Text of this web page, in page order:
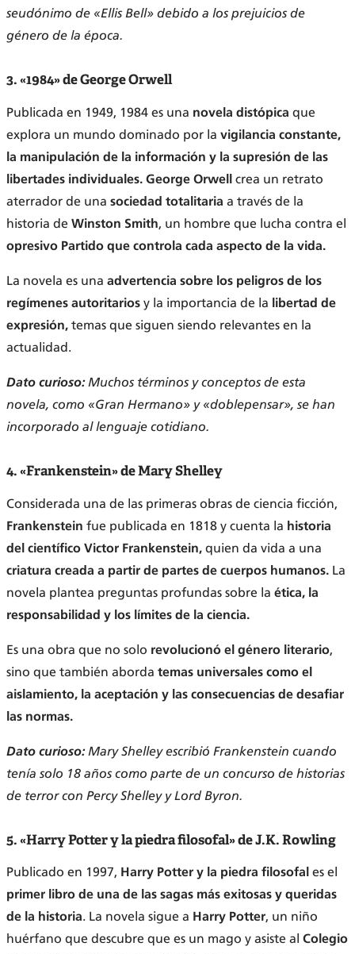
seudónimo de «Ellis Bell» debido a los prejuicios de
género de la época.
3. «1984» de George Orwell
Publicada en 1949, 1984 es una novela distópica que
explora un mundo dominado por la vigilancia constante,
la manipulación de la información y la supresión de las
libertades individuales. George Orwell crea un retrato
aterrador de una sociedad totalitaria a través de la
historia de Winston Smith, un hombre que lucha contra el
opresivo Partido que controla cada aspecto de la vida.
La novela es una advertencia sobre los peligros de los
regímenes autoritarios y la importancia de la libertad de
expresión, temas que siguen siendo relevantes en la
actualidad.
Dato curioso:Muchos términos y conceptos de esta
novela, como «Gran Hermano» y «doblepensar», se han
incorporado al lenguaje cotidiano.
4. «Frankenstein» de Mary Shelley
Considerada una de las primeras obras de ciencia ficción,
Frankenstein fue publicada en 1818 y cuenta la historia
del científico Victor Frankenstein, quien da vida a una
criatura creada a partir de partes de cuerpos humanos. La
novela plantea preguntas profundas sobre la ética, la
responsabilidad y los límites de la ciencia.
Es una obra que no solo revolucionó el género literario,
sino que también aborda temas universales como el
aislamiento, la aceptación y las consecuencias de desafiar
las normas.
Dato curioso: Mary Shelley escribió Frankenstein cuando
tenía solo 18 años como parte de un concurso de historias
de terror con Percy Shelley y Lord Byron.
5. «Harry Potter y la piedra filosofal» de J.K. Rowling
Publicado en 1997, Harry Potter y la piedra filosofal es el
primer libro de una de las sagas más exitosas y queridas
de la historia. La novela sigue a Harry Potter, un niño
huérfano que descubre que es un mago y asiste al Colegio